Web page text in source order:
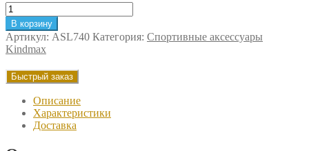
Количество
товара
Степ-
платформа
для
аэробики
В корзину
Артикул: ASL740 Категория: Спортивные аксессуары
Kindmax
Быстрый заказ
Описание
Характеристики
Доставка